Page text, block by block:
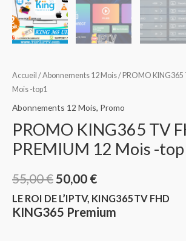
Accueil /Abonnements 12 Mois/ PROMO KING365
Mois -top1
Abonnements 12 Mois, Promo
PROMO KING365 TV
PREMIUM 12 Mois -
55,00€ 50,00 €
LE ROI DE L’IPTV, KING365TV FHD
KING365 Premium